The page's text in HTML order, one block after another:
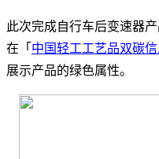
此次完成自行车后变速器
在「 中国轻工工艺品双碳
展示产品的绿色属性。